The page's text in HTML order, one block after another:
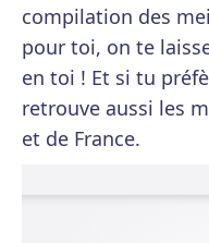
compilation des
pour toi, on te
en toi ! Et si tu
retrouve aussi les
et de France.